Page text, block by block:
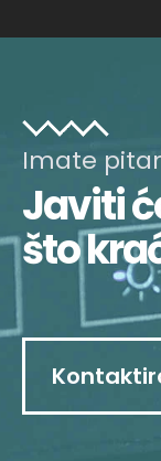
Imate
Javiti
što